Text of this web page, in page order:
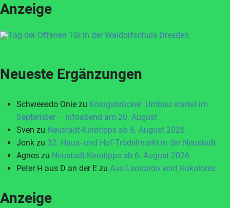
Anzeige
Neueste Ergänzungen
Schweesdo Onie zu Königsbrücker: Umbau startet im
September – Infoabend am 20. August
Sven zu Neustadt-Kinotipps ab 6. August 2026
Jonk zu 32. Haus- und Hof-Trödelmarkt in der Neustadt
Agnes zu Neustadt-Kinotipps ab 6. August 2026
Peter H aus D an der E zu Aus Leonardo wird Kokolores
Anzeige